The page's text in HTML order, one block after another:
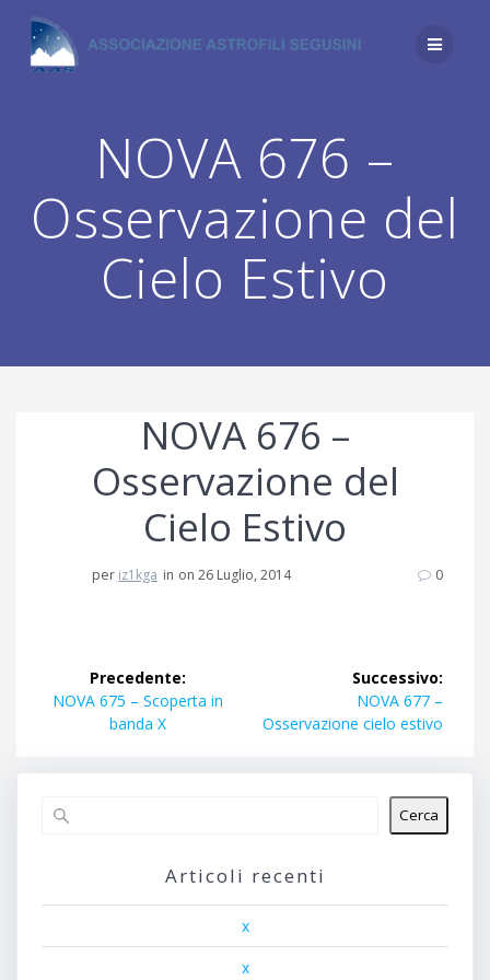
contenuto
NOVA 676 –
Osservazione del
Cielo Estivo
NOVA 676 –
Osservazione del
Cielo Estivo
per iz1kga in on 26 Luglio, 2014 0
Navigazione
articoli
Precedente:
Articolo
precedente:
NOVA 675 – Scoperta in
banda X
Successivo:
Articolo
successivo:
NOVA 677 –
Osservazione cielo estivo
Cerca
Articoli recenti
x
x